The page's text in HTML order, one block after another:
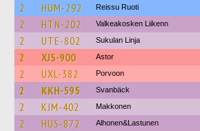
2 HUM-292 Reissu Ruoti
2 HTN-202 Valkeakosken Liikenn
2 UTE-802 Sukulan Linja
2 XJS-900 Astor
2 UXL-382 Porvoon
2 KKH-595 Svanbäck
2 KJM-402 Makkonen
2 HUS-872 Alhonen&Lastunen